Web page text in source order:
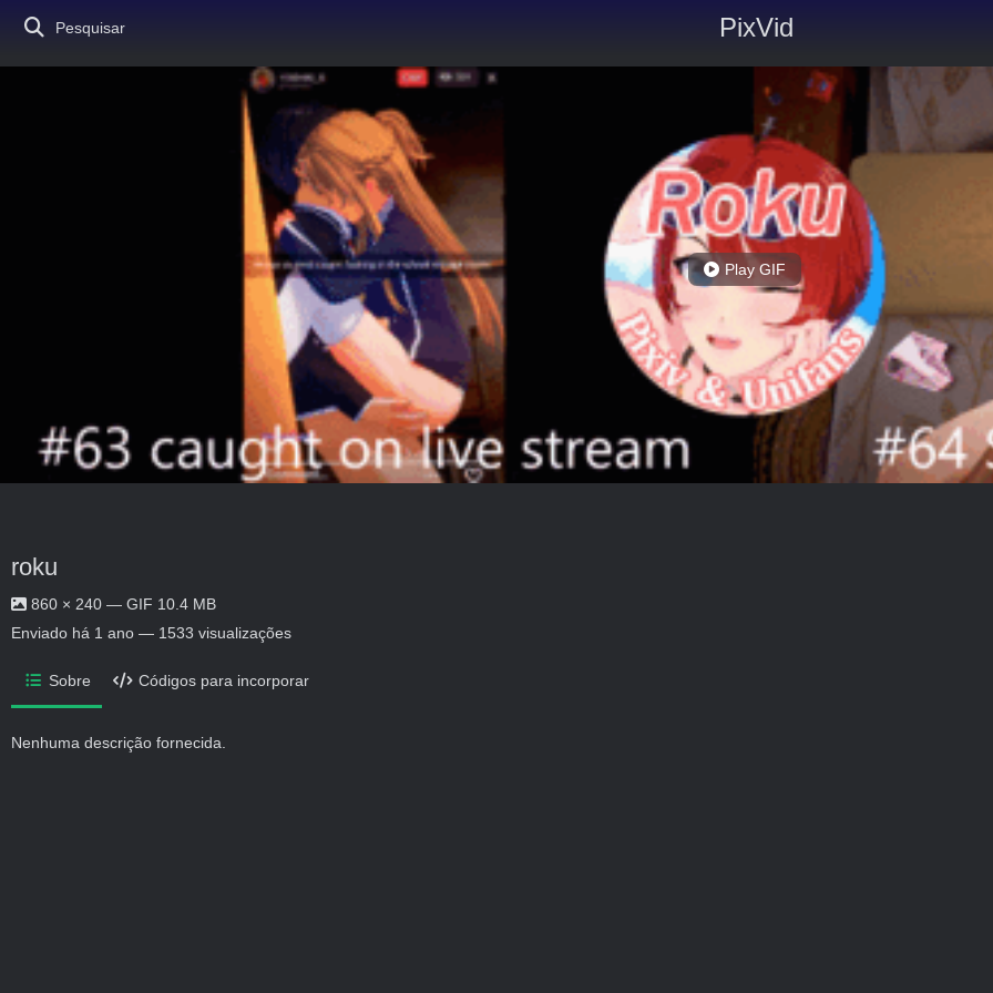
PixVid
Pesquisar
Play GIF
roku
860 × 240 — GIF 10.4 MB
Enviado há 1 ano — 1533 visualizações
Sobre Códigos para incorporar
Nenhuma descrição fornecida.